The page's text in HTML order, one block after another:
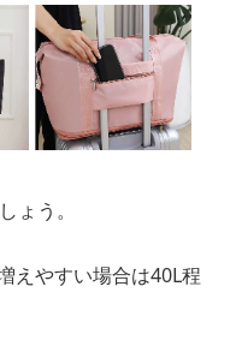
ょう。
えやすい場合は40L程